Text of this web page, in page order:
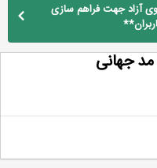
جهت فراهم سازی